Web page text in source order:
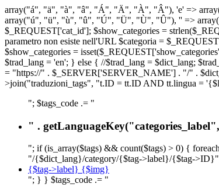
array("á", "ä", "à", "â", "Á", "Ä", "À", "Â"), 'e' =>
array("ú", "ü", "ù", "û", "Ú", "Ü", "Ù", "Û"), '' =>
$_REQUEST['cat_id']; $show_categories =
parametro non esiste nell'URL $categoria =
$show_categories =
$trad_lang = 'en'; } else { //$trad_lang = $dict_lang;
= "https://" . $_SERVER['SERVER_NAME'] . "/" .
>join("traduzioni_tags", "t.ID = tt.ID AND tt.lingua =
"; $tags_code .= "
" .
"; if (is_array($tags) && count($tags) > 0) {
"/{$dict_lang}/category/{$tag->label}/{$tag-
{$tag->label} {$img}
"; } } $tags_code .= "